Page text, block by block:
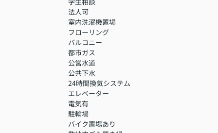
法人可
室内洗濯機置場
フローリング
バルコニー
都市ガス
公営水道
公共下水
24時間換気システム
エレベーター
電気有
駐輪場
バイク置場あり